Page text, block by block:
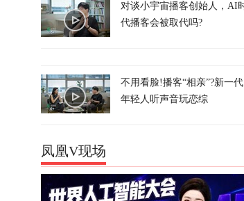
对谈小宇宙播客创始人，AI
代播客会被取代吗?
不用看脸!播客“相亲”?新一代
年轻人听声音玩恋综
凤凰V现场